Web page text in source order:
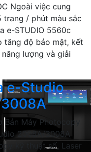
Ngoài việc cung
trang / phút màu sắc
e-STUDIO 5560c
tăng độ bảo mật, kết
lượng và giải
e-Studio
Bản Máy Photocopy
2008A/3008A
kỹ thuật số, Laser